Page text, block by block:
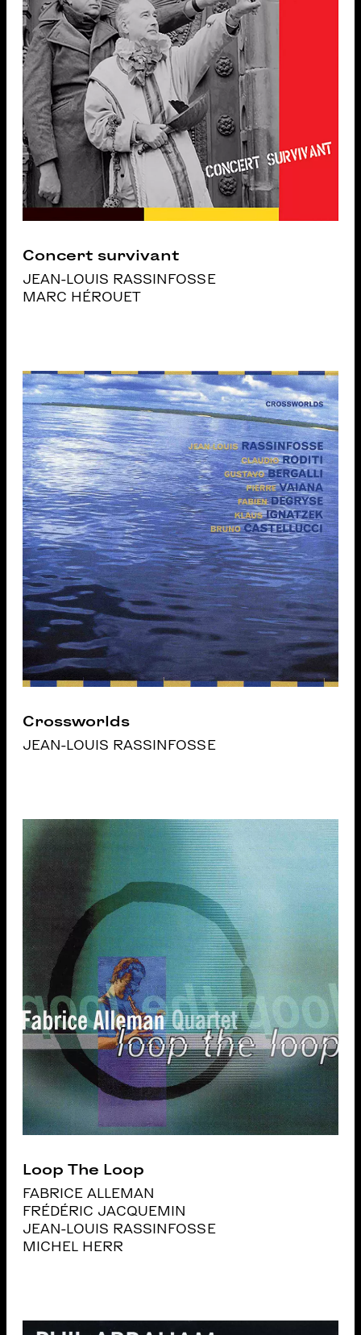
Concert survivant
JEAN-LOUIS RASSINFOSSE
MARC HÉROUET
Crossworlds
JEAN-LOUIS RASSINFOSSE
Loop The Loop
FABRICE ALLEMAN
FRÉDÉRIC JACQUEMIN
JEAN-LOUIS RASSINFOSSE
MICHEL HERR